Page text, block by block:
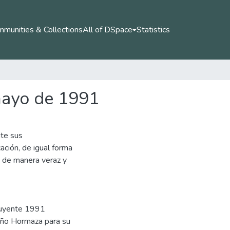
& CollectionsAll of DSpace Statistics
de 1991
sus
de igual forma
manera veraz y
1991
Hormaza para su